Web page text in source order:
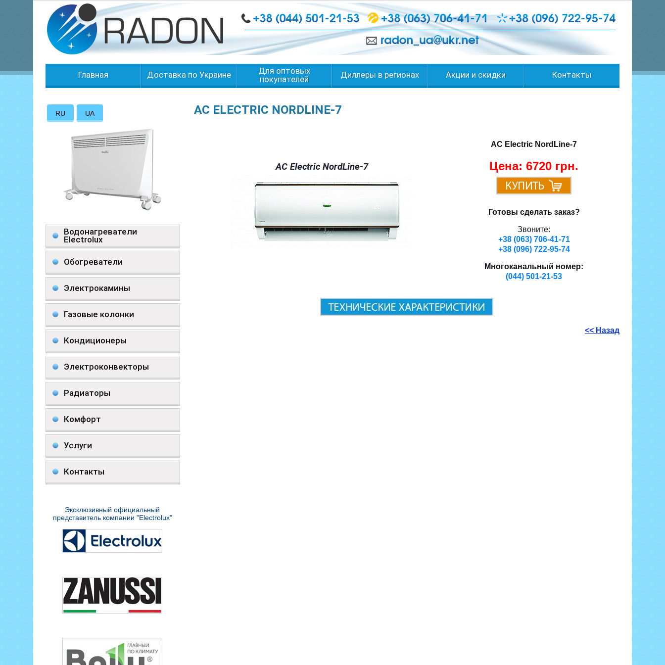
Главная Доставка по Украине
Для оптовых
покупателей
Диллеры в регионах Акции и скидки Контакты
RU UA
Водонагреватели
Electrolux
Обогреватели
Электрокамины
Газовые колонки
Кондиционеры
Электроконвекторы
Радиаторы
Комфорт
Услуги
Контакты
Эксклюзивный официальный
представитель компании "Electrolux"
AC ELECTRIC NORDLINE-7
AC Electric NordLine-7
AC Electric NordLine-7
Цена: 6720 грн.
Готовы сделать заказ?
Звоните:
+38 (063) 706-41-71
+38 (096) 722-95-74
Многоканальный номер:
(044) 501-21-53
<< Назад